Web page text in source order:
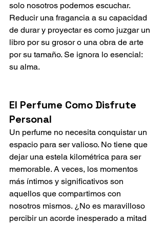
solo nosotros podemos escuchar.
Reducir una fragancia a su capacidad
de durar y proyectar es como juzgar un
libro por su grosor o una obra de arte
por su tamaño. Se ignora lo esencial:
su alma.
El Perfume Como Disfrute
Personal
Un perfume no necesita conquistar un
espacio para ser valioso. No tiene que
dejar una estela kilométrica para ser
memorable. A veces, los momentos
más íntimos y significativos son
aquellos que compartimos con
nosotros mismos. ¿No es maravilloso
percibir un acorde inesperado a mitad